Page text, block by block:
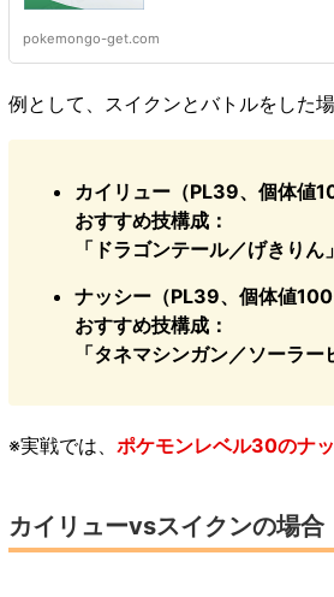
pokemongo-get.com
例として、スイクンとバトルをした
カイリュー（PL39、個体値
おすすめ技構成：
「ドラゴンテール／げきりん」
ナッシー（PL39、個体値100
おすすめ技構成：
「タネマシンガン／ソーラー
※実戦では、 ポケモンレベル30のナ
カイリューvsスイクンの場合